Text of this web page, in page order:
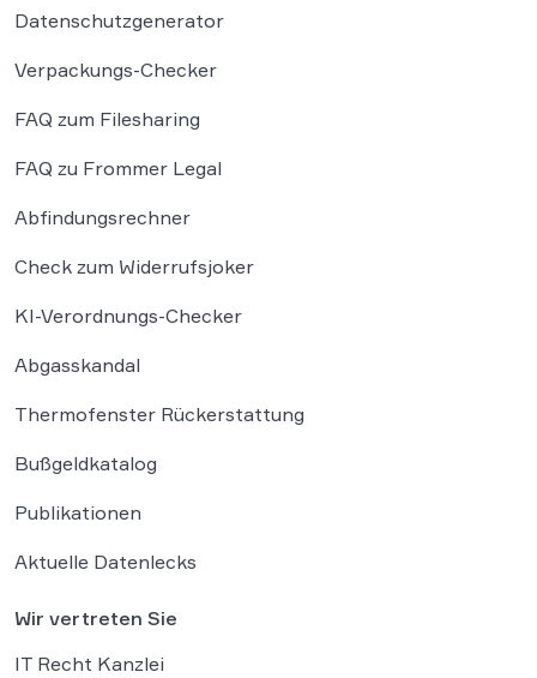
Datenschutzgenerator
Verpackungs-Checker
FAQ zum Filesharing
FAQ zu Frommer Legal
Abfindungsrechner
Check zum Widerrufsjoker
KI-Verordnungs-Checker
Abgasskandal
Thermofenster Rückerstattung
Bußgeldkatalog
Publikationen
Aktuelle Datenlecks
Wir vertreten Sie
IT Recht Kanzlei